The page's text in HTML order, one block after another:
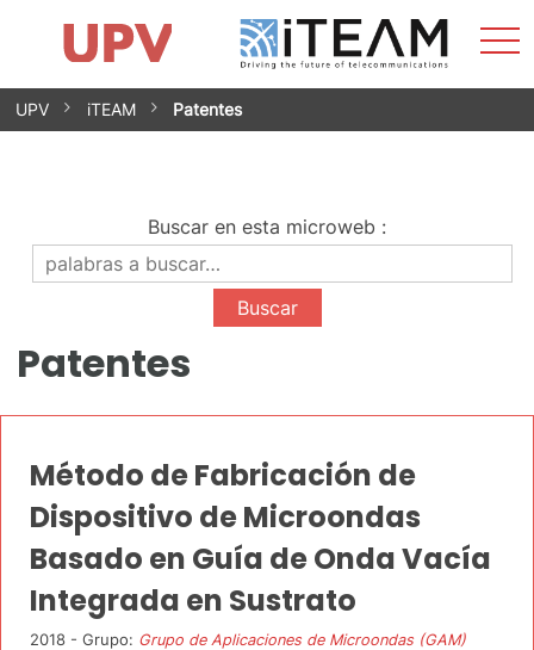
Saltar
Impacto
Grupos de investigación
Instalaciones
Spin-offs
Contacto
Prácticas
Noticias
Unidad de Igualdad
UPV iTEAM Patentes
Buscar en esta microweb :
Patentes
Método de Fabricación de
Dispositivo de Microondas
Basado en Guía de Onda Vacía
Integrada en Sustrato
2018 - Grupo: Grupo de Aplicaciones de Microondas (GAM)